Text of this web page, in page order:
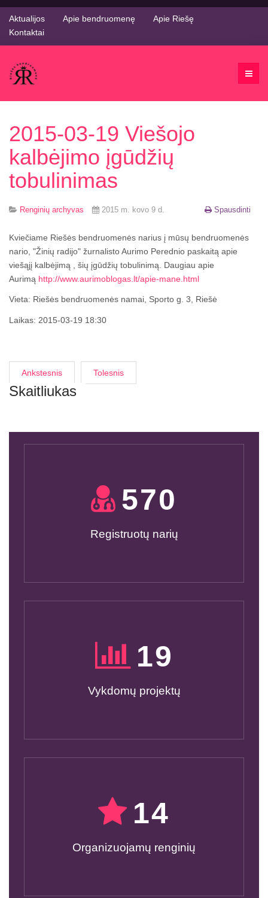
Aktualijos Apie bendruomenę
Apie Riešę
Kontaktai
2015-03-19 Viešojo
kalbėjimo įgūdžių
tobulinimas
Spausdinti
Renginių archyvas 2015 m. kovo 9 d.
Kviečiame Riešės bendruomenės narius į mūsų bendruomenės
nario, "Žinių radijo" žurnalisto Aurimo Perednio paskaitą apie
viešąjį kalbėjimą , šių įgūdžių tobulinimą. Daugiau apie
Aurimą http://www.aurimoblogas.lt/apie-mane.html
Vieta: Riešės bendruomenės namai, Sporto g. 3, Riešė
Laikas: 2015-03-19 18:30
Ankstesnis Tolesnis
Skaitliukas
600
Registruotų narių
20
Vykdomų projektų
15
Organizuojamų renginių